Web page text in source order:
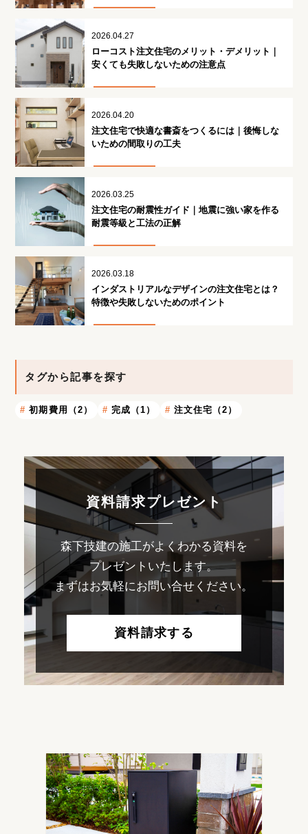
2026.04.27
ローコスト注文住宅のメリット・デメリット｜
安くても失敗しないための注意点
2026.04.20
注文住宅で快適な書斎をつくるには｜後悔しな
いための間取りの工夫
2026.03.25
注文住宅の耐震性ガイド｜地震に強い家を作る
耐震等級と工法の正解
2026.03.18
インダストリアルなデザインの注文住宅とは？
特徴や失敗しないためのポイント
タグから記事を探す
初期費用（2） 完成（1） 注文住宅（2）
資料請求プレゼント
森下技建の施工がよくわかる資料を
プレゼントいたします。
まずはお気軽にお問い合せください。
資料請求する